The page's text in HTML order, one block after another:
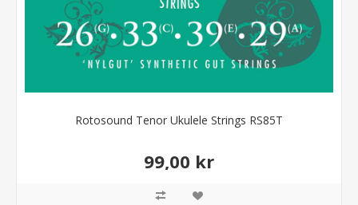
Rotosound Tenor Ukulele Strings RS85T
99,00 kr